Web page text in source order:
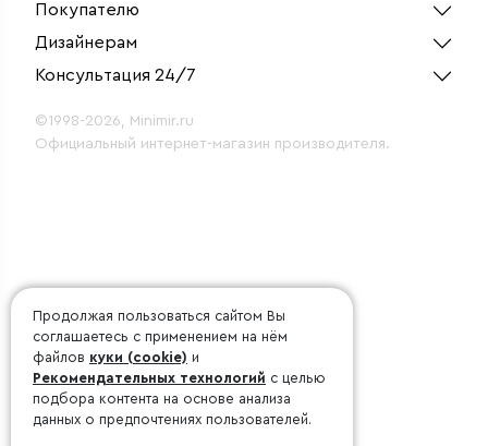
Покупателю
Дизайнерам
Консультация 24/7
©1998-2026, Minimir.ru
Официальный интернет-магазин производителя.
Продолжая пользоваться сайтом Вы
соглашаетесь с применением на нём
файлов куки (cookie) и
Рекомендательных технологий с целью
подбора контента на основе анализа
данных о предпочтениях пользователей.